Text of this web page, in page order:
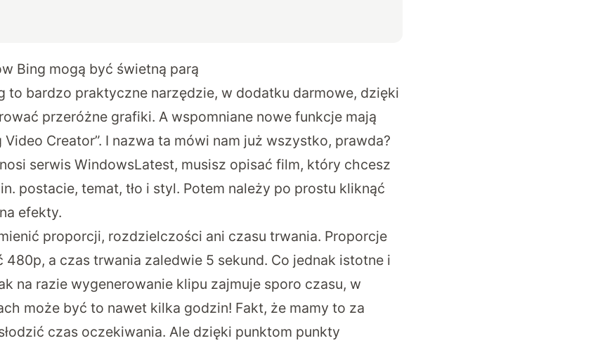
Bing mogą być świetną parą
to bardzo praktyczne narzędzie, w dodatku darmowe, dzięki
przeróżne grafiki. A wspomniane nowe funkcje mają
Creator”. I nazwa ta mówi nam już wszystko, prawda?
serwis WindowsLatest, musisz opisać film, który chcesz
postacie, temat, tło i styl. Potem należy po prostu kliknąć
efekty.
proporcji, rozdzielczości ani czasu trwania. Proporcje
480p, a czas trwania zaledwie 5 sekund. Co jednak istotne i
na razie wygenerowanie klipu zajmuje sporo czasu, w
może być to nawet kilka godzin! Fakt, że mamy to za
czas oczekiwania. Ale dzięki punktom punkty